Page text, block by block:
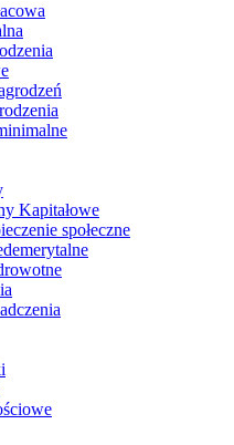
Kapitałowe
społeczne